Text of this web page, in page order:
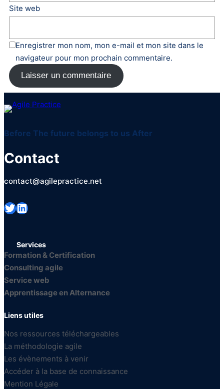
Site web
Enregistrer mon nom, mon e-mail et mon site dans le
navigateur pour mon prochain commentaire.
Before The future belongs to us After
Contact
contact@agilepractice.net
Twitter LinkedIn
Services
Formation & Certification
Consulting agile
Service web
Apprentissage en Alternance
Liens utiles
Nos ressources téléchargeables
La méthodologie agile
Les évènements à venir
Accéder à la base de connaissance
Mention Légale